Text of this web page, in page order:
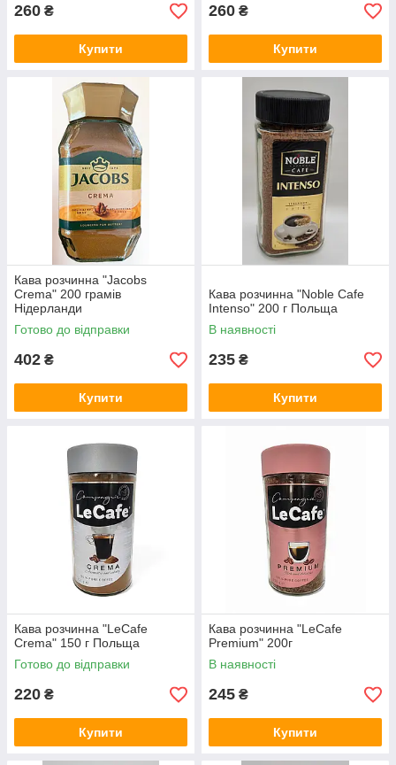
260 ₴
Купити
260 ₴
Купити
Кава розчинна "Jacobs
Crema" 200 грамів
Нідерланди
Готово до відправки
402 ₴
Купити
Кава розчинна "Noble Cafe
Intenso" 200 г Польща
В наявності
235 ₴
Купити
Кава розчинна "LeCafe
Crema" 150 г Польща
Готово до відправки
220 ₴
Купити
Кава розчинна "LeCafe
Premium" 200г
В наявності
245 ₴
Купити